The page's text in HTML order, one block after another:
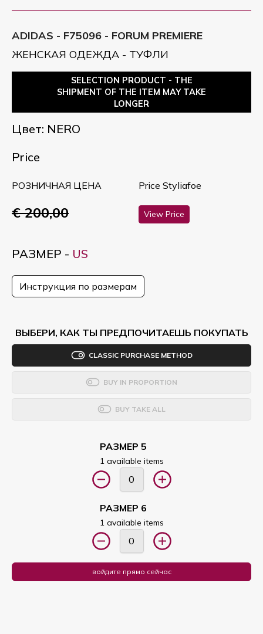
ADIDAS - F75096 - FORUM PREMIERE
ЖЕНСКАЯ ОДЕЖДА - ТУФЛИ
SELECTION PRODUCT - THE
SHIPMENT OF THE ITEM MAY TAKE
LONGER
Цвет: NERO
Price
РОЗНИЧНАЯ ЦЕНА
€ 200,00
Price Styliafoe
View Price
РАЗМЕР - US
Инструкция по размерам
ВЫБЕРИ, КАК ТЫ ПРЕДПОЧИТАЕШЬ ПОКУПАТЬ
CLASSIC PURCHASE METHOD
BUY IN PROPORTION
BUY TAKE ALL
РАЗМЕР 5
1 available items
РАЗМЕР 6
1 available items
войдите прямо сейчас